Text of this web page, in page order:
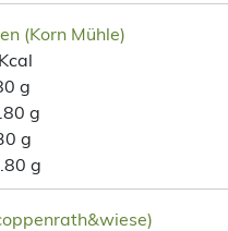
(Korn Mühle)
g
g
g
g